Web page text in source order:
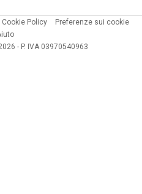
Cookie Policy
Preferenze sui cookie
- P. IVA 03970540963